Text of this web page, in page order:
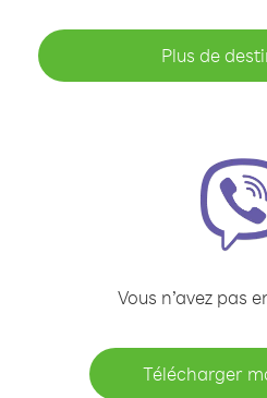
Plus de
Vous n’avez pas
Télécharger